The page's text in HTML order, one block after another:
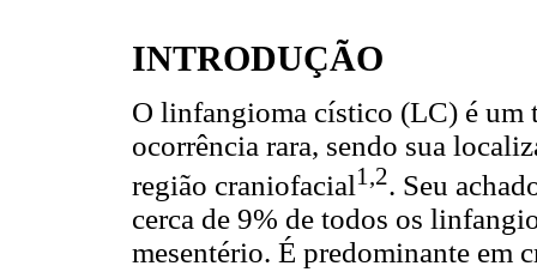
INTRODUÇÃO
O linfangioma cístico (LC) é um
ocorrência rara, sendo sua
região craniofacial1,2. Seu
cerca de 9% de todos os
mesentério. É predominante em